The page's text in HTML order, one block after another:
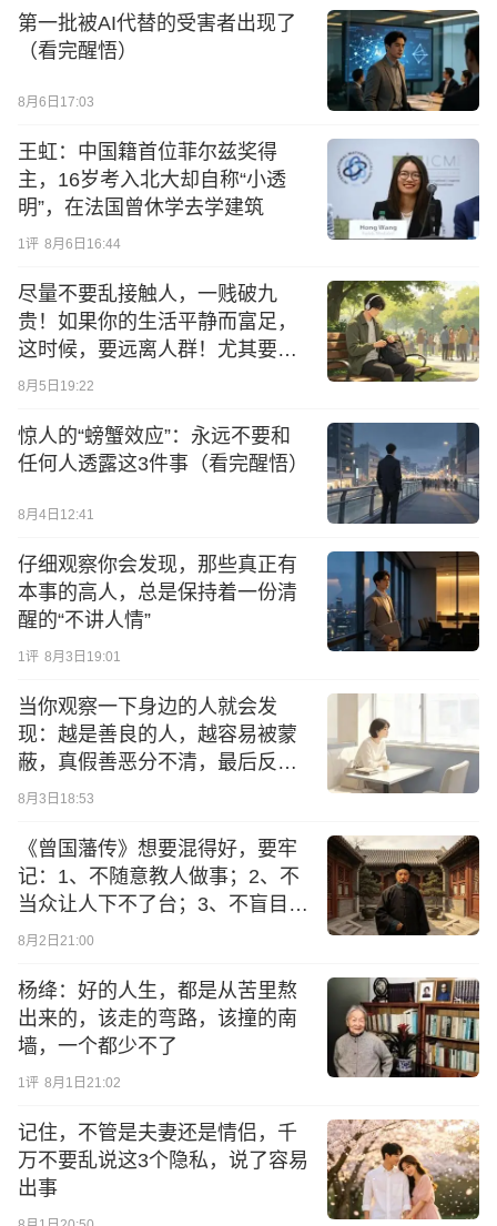
第一批被AI代替的受害者出现了
（看完醒悟）
8月6日17:03
王虹：中国籍首位菲尔兹奖得
主，16岁考入北大却自称“小透
明”，在法国曾休学去学建筑
1 评 8月6日16:44
尽量不要乱接触人，一贱破九
贵！如果你的生活平静而富足，
这时候，要远离人群！尤其要小
心那些扰乱你生活秩序的人
8月5日19:22
惊人的“螃蟹效应”：永远不要和
任何人透露这3件事（看完醒悟）
8月4日12:41
仔细观察你会发现，那些真正有
本事的高人，总是保持着一份清
醒的“不讲人情”
1 评 8月3日19:01
当你观察一下身边的人就会发
现：越是善良的人，越容易被蒙
蔽，真假善恶分不清，最后反倒
让旁人替他买单
8月3日18:53
《曾国藩传》想要混得好，要牢
记：1、不随意教人做事；2、不
当众让人下不了台；3、不盲目向
前冲；4、不在背后议论他人
8月2日21:00
杨绛：好的人生，都是从苦里熬
出来的，该走的弯路，该撞的南
墙，一个都少不了
1 评 8月1日21:02
记住，不管是夫妻还是情侣，千
万不要乱说这3个隐私，说了容易
出事